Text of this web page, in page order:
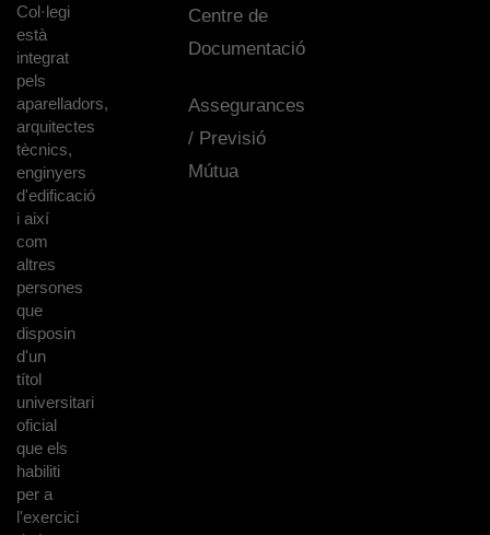
Col·legi
està
integrat
pels
aparelladors,
arquitectes
tècnics,
enginyers
d'edificació
i així
com
altres
persones
que
disposin
d'un
títol
universitari
oficial
que els
habiliti
per a
l'exercici
Centre de
Documentació
Assegurances
/ Previsió
Mútua